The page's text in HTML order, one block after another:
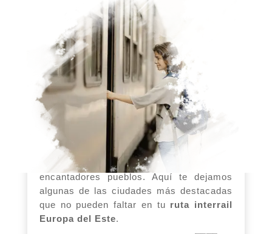
Principales Destinos
para tu Ruta Interrail
Europa del Este 🚞
Europa del Este está llena de destinos
emocionantes para los viajeros, desde
impresionantes ciudades capitales hasta
encantadores pueblos. Aquí te dejamos
algunas de las ciudades más destacadas
que no pueden faltar en tu ruta interrail
Europa del Este.